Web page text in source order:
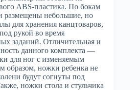
ABS-пластика. По бокам
размещены небольшие, но
для хранения канцтоваров,
рукой во время
заданий. Отличительная и
данного комплекта —
для ног с изменяемым
образом, ножки ребенка не
будут согнуты под
ножки стола и стульчика